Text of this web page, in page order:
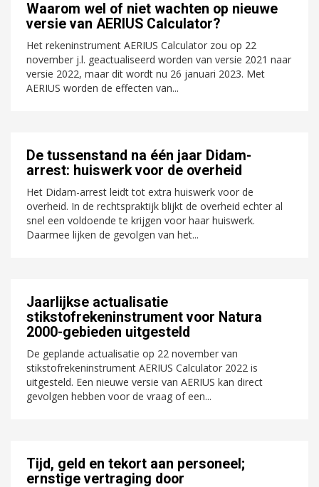
Waarom wel of niet wachten op nieuwe
versie van AERIUS Calculator?
Het rekeninstrument AERIUS Calculator zou op 22
november j.l. geactualiseerd worden van versie 2021 naar
versie 2022, maar dit wordt nu 26 januari 2023. Met
AERIUS worden de effecten van...
De tussenstand na één jaar Didam-
arrest: huiswerk voor de overheid
Het Didam-arrest leidt tot extra huiswerk voor de
overheid. In de rechtspraktijk blijkt de overheid echter al
snel een voldoende te krijgen voor haar huiswerk.
Daarmee lijken de gevolgen van het...
Jaarlijkse actualisatie
stikstofrekeninstrument voor Natura
2000-gebieden uitgesteld
De geplande actualisatie op 22 november van
stikstofrekeninstrument AERIUS Calculator 2022 is
uitgesteld. Een nieuwe versie van AERIUS kan direct
gevolgen hebben voor de vraag of een...
Tijd, geld en tekort aan personeel;
ernstige vertraging door